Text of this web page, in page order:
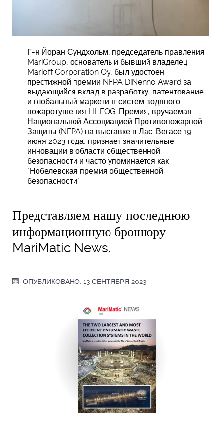
Г-н Йоран Сундхольм, председатель правления
MariGroup, основатель и бывший владелец
Marioff Corporation Oy, был удостоен
престижной премии NFPA DiNenno Award за
выдающийся вклад в разработку, патентование
и глобальный маркетинг систем водяного
пожаротушения HI-FOG. Премия, вручаемая
Национальной Ассоциацией Противопожарной
Защиты (NFPA) на выставке в Лас-Вегасе 19
июня 2023 года, признает значительные
инновации в области общественной
безопасности и часто упоминается как
"Нобелевская премия общественной
безопасности".
Представляем нашу последнюю
информационную брошюру
MariMatic News.
ОПУБЛИКОВАНО: 13 СЕНТЯБРЯ 2023